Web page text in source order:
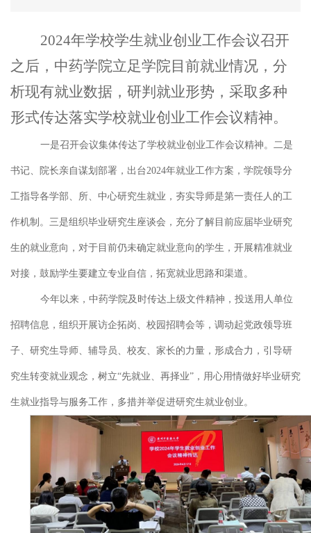
2024年学校学生就业创业工作会议召开
之后，中药学院立足学院目前就业情况，分
析现有就业数据，研判就业形势，采取多种
形式传达落实学校就业创业工作会议精神。
一是召开会议集体传达了学校就业创业工作会议精神。二是
书记、院长亲自谋划部署，出台2024年就业工作方案，学院领导分
工指导各学部、所、中心研究生就业，夯实导师是第一责任人的工
作机制。三是组织毕业研究生座谈会，充分了解目前应届毕业研究
生的就业意向，对于目前仍未确定就业意向的学生，开展精准就业
对接，鼓励学生要建立专业自信，拓宽就业思路和渠道。
今年以来，中药学院及时传达上级文件精神，投送用人单位
招聘信息，组织开展访企拓岗、校园招聘会等，调动起党政领导班
子、研究生导师、辅导员、校友、家长的力量，形成合力，引导研
究生转变就业观念，树立“先就业、再择业”，用心用情做好毕业研究
生就业指导与服务工作，多措并举促进研究生就业创业。